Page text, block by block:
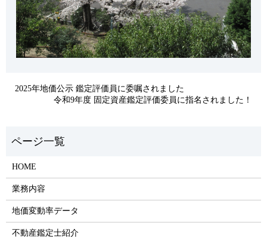
2025年地価公示 鑑定評価員に委嘱されました
令和9年度 固定資産鑑定評価委員に指名されました！
HOME
業務内容
地価変動率データ
不動産鑑定士紹介